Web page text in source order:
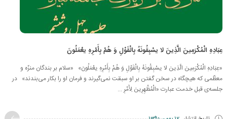
عِبَادِهِ الْمُكْرَمِینَ الَّذِینَ لا یسْبِقُونَهُ بِالْقَوْلِ وَ هُمْ بِأَمْرِهِ یعْمَلُونَ
«عِبَادِهِ الْمُكْرَمِینَ الَّذِینَ لا یسْبِقُونَهُ بِالْقَوْلِ وَ هُمْ بِأَمْرِهِ یعْمَلُونَ» «سلام بر بندگان منزّه و
معظّمی كه هیچگاه در سخن گفتن بر او سبقت نمی‌گیرند و فرمان او را بكار مى‏‌بندند» در
جلسه‌ی قبل خدمت عبارت «الْمُظْهِرِینَ لِأَمْرِ ...